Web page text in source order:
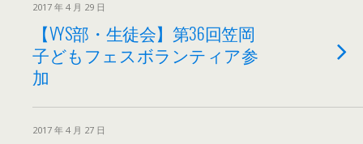
2017 年 4 月 29 日
【VYS部・生徒会】第36回笠岡
子どもフェスボランティア参
加
2017 年 4 月 27 日